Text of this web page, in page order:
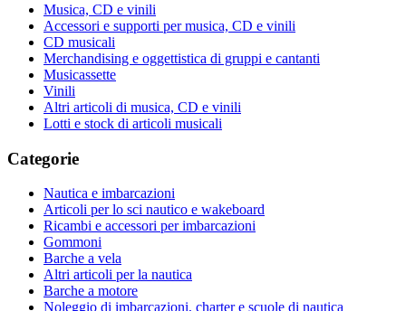
Musica, CD e vinili
Accessori e supporti per musica, CD e vinili
CD musicali
Merchandising e oggettistica di gruppi e cantanti
Musicassette
Vinili
Altri articoli di musica, CD e vinili
Lotti e stock di articoli musicali
Categorie
Nautica e imbarcazioni
Articoli per lo sci nautico e wakeboard
Ricambi e accessori per imbarcazioni
Gommoni
Barche a vela
Altri articoli per la nautica
Barche a motore
Noleggio di imbarcazioni, charter e scuole di nautica